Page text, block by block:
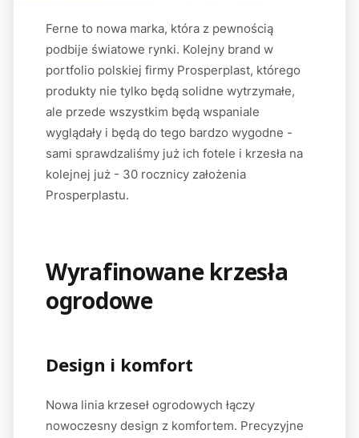
Ferne to nowa marka, która z pewnością
podbije światowe rynki. Kolejny brand w
portfolio polskiej firmy Prosperplast, którego
produkty nie tylko będą solidne wytrzymałe,
ale przede wszystkim będą wspaniale
wyglądały i będą do tego bardzo wygodne -
sami sprawdzaliśmy już ich fotele i krzesła na
kolejnej już - 30 rocznicy założenia
Prosperplastu.
Wyrafinowane krzesła
ogrodowe
Design i komfort
Nowa linia krzeseł ogrodowych łączy
nowoczesny design z komfortem. Precyzyjne